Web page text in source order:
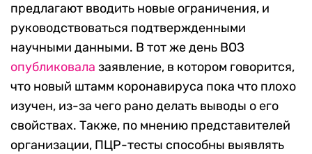
предлагают вводить новые ограничения, и
руководствоваться подтвержденными
научными данными. В тот же день ВОЗ
опубликовала заявление, в котором говорится,
что новый штамм коронавируса пока что плохо
изучен, из-за чего рано делать выводы о его
свойствах. Также, по мнению представителей
организации, ПЦР-тесты способны выявлять